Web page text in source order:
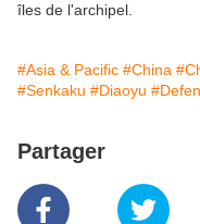
îles de l'archipel.
#Asia & Pacific #China
#Senkaku #Diaoyu
Partager